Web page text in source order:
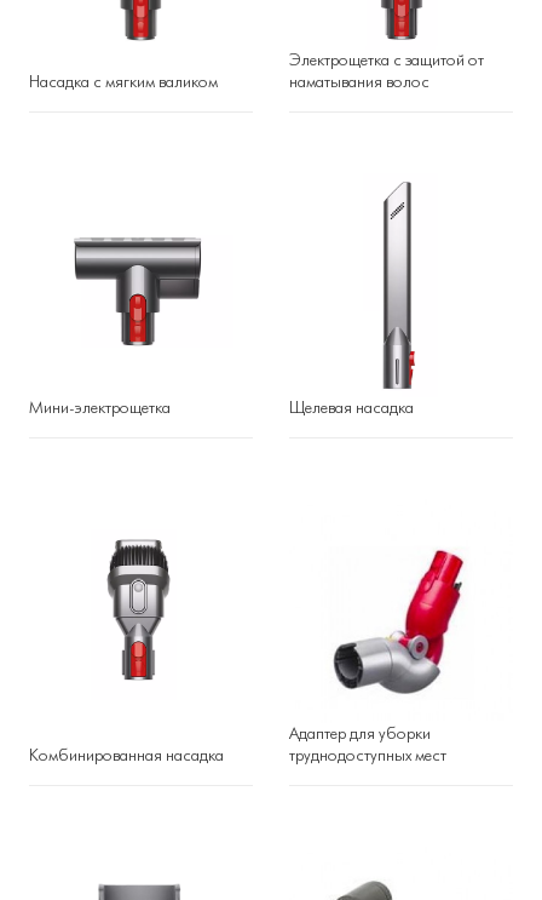
Насадка с мягким валиком
Электрощетка с защитой от
наматывания волос
Мини-электрощетка Щелевая насадка
Комбинированная насадка
Адаптер для уборки
труднодоступных мест